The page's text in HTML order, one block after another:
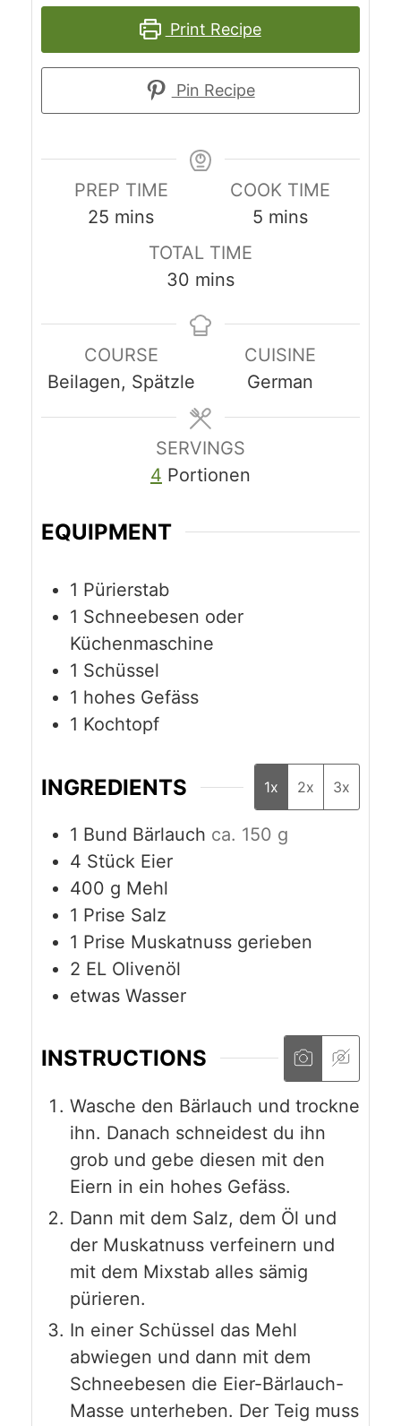
Print Recipe
Pin Recipe
PREP TIME
25 minutes
mins
COOK TIME
5 minutes
mins
TOTAL TIME
30 minutes
mins
COURSE
Beilagen, Spätzle
CUISINE
German
SERVINGS
4 Portionen
EQUIPMENT
1 Pürierstab
1 Schneebesen oder
Küchenmaschine
1 Schüssel
1 hohes Gefäss
1 Kochtopf
INGREDIENTS 1x 2x 3x
1 Bund Bärlauch ca. 150 g
4 Stück Eier
400 g Mehl
1 Prise Salz
1 Prise Muskatnuss gerieben
2 EL Olivenöl
etwas Wasser
INSTRUCTIONS
Wasche den Bärlauch und trockne
ihn. Danach schneidest du ihn
grob und gebe diesen mit den
Eiern in ein hohes Gefäss.
Dann mit dem Salz, dem Öl und
der Muskatnuss verfeinern und
mit dem Mixstab alles sämig
pürieren.
In einer Schüssel das Mehl
abwiegen und dann mit dem
Schneebesen die Eier-Bärlauch-
Masse unterheben. Der Teig muss